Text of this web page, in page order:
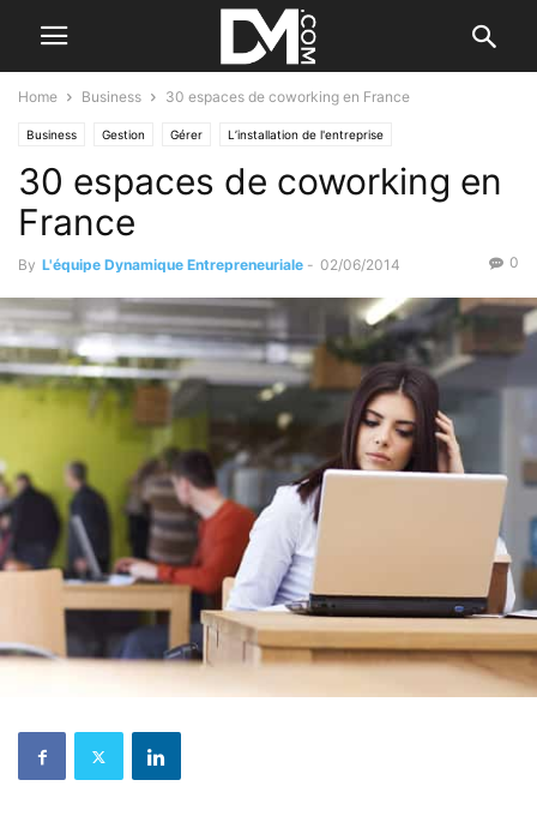
Home Business 30 espaces de coworking en France
Business Gestion Gérer L’installation de l'entreprise
30 espaces de coworking en
France
By L'équipe Dynamique Entrepreneuriale - 02/06/2014 0